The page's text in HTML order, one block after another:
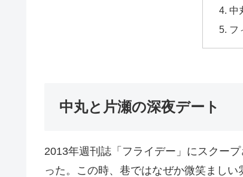
中
フ
中丸と片瀬の深夜デート
2013年週刊誌「フライデー」にスクー
った。この時、巷ではなぜか微笑ましい